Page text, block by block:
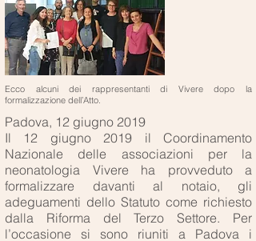
Ecco alcuni dei rappresentanti di Vivere dopo la
formalizzazione dell’Atto.
Padova, 12 giugno 2019
Il 12 giugno 2019 il Coordinamento
Nazionale delle associazioni per la
neonatologia Vivere ha provveduto a
formalizzare davanti al notaio, gli
adeguamenti dello Statuto come richiesto
dalla Riforma del Terzo Settore. Per
l’occasione si sono riuniti a Padova i